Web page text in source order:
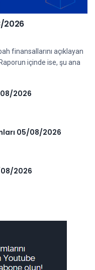
2026
finansallarını açıklayan
içinde ise, şu ana
08/2026
05/08/2026
08/2026